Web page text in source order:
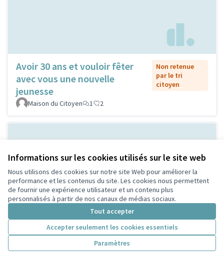
Informations sur les cookies utilisés sur le site web
Nous utilisons des cookies sur notre site Web pour améliorer la
performance et les contenus du site. Les cookies nous permettent
de fournir une expérience utilisateur et un contenu plus
personnalisés à partir de nos canaux de médias sociaux.
Tout accepter
Accepter seulement les cookies essentiels
Paramètres
Avoir 30 ans et vouloir fêter
avec vous une nouvelle
jeunesse
Non retenue
par le tri
citoyen
Maison du Citoyen 1 2
Vilain grand cône de béton ou
atelier de création et
d'expression ...?
par le tri
citoyen
Sylvie Orkisz 2 3